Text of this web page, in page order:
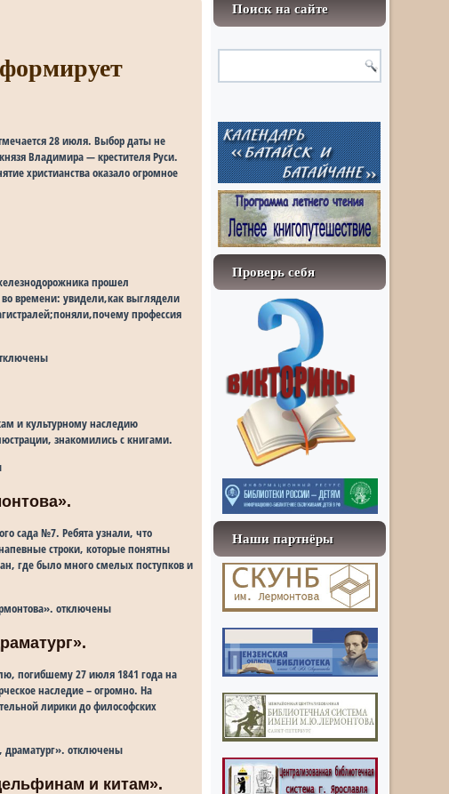
28 июля. Выбор даты не
Владимира — крестителя Руси.
христианства оказало огромное
прошел
времени: увидели,как выглядели
профессия
и культурному наследию
знакомились с книгами.
сада №7. Ребята узнали, что
строки, которые понятны
где было много смелых поступков и
отключены
погибшему 27 июля 1841 года на
наследие – огромно. На
лирики до философских
драматург». отключены
и китам».
Поиск на сайте
Проверь себя
Наши партнёры